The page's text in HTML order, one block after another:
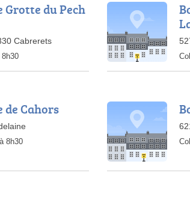
du Pech
Cabrerets
8h30
Cahors
8h30